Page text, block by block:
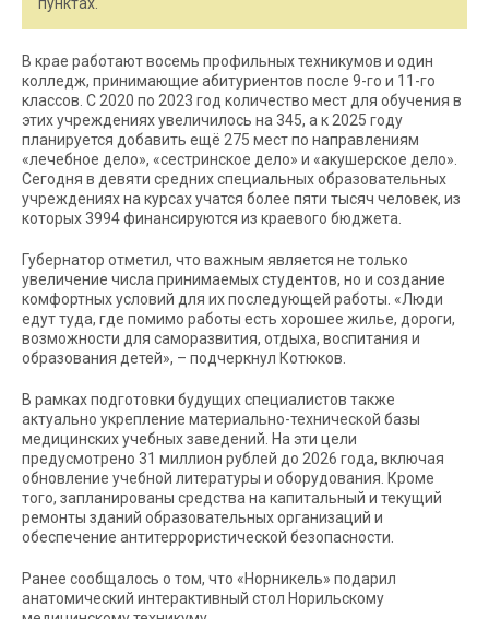
В крае работают восемь профильных техникумов и один
колледж, принимающие абитуриентов после 9-го и 11-го
классов. С 2020 по 2023 год количество мест для обучения в
этих учреждениях увеличилось на 345, а к 2025 году
планируется добавить ещё 275 мест по направлениям
«лечебное дело», «сестринское дело» и «акушерское дело».
Сегодня в девяти средних специальных образовательных
учреждениях на курсах учатся более пяти тысяч человек, из
которых 3994 финансируются из краевого бюджета.
Губернатор отметил, что важным является не только
увеличение числа принимаемых студентов, но и создание
комфортных условий для их последующей работы. «Люди
едут туда, где помимо работы есть хорошее жилье, дороги,
возможности для саморазвития, отдыха, воспитания и
образования детей», – подчеркнул Котюков.
В рамках подготовки будущих специалистов также
актуально укрепление материально-технической базы
медицинских учебных заведений. На эти цели
предусмотрено 31 миллион рублей до 2026 года, включая
обновление учебной литературы и оборудования. Кроме
того, запланированы средства на капитальный и текущий
ремонты зданий образовательных организаций и
обеспечение антитеррористической безопасности.
Ранее сообщалось о том, что «Норникель» подарил
анатомический интерактивный стол Норильскому